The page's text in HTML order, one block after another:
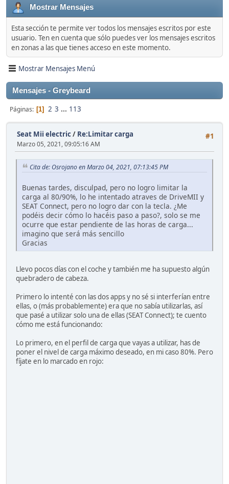
Mostrar Mensajes
Esta sección te permite ver todos los mensajes escritos por este
usuario. Ten en cuenta que sólo puedes ver los mensajes escritos
en zonas a las que tienes acceso en este momento.
Mostrar Mensajes Menú
Mensajes - Greybeard
Páginas 1 2 3 ... 113
#1
Seat Mii electric/ Re:Limitar carga
Marzo 05, 2021, 09:05:16 AM
Cita de: Osrojano en Marzo 04, 2021, 07:13:45 PM
Buenas tardes, disculpad, pero no logro limitar la
carga al 80/90%, lo he intentado atraves de DriveMII y
SEAT Connect, pero no logro dar con la tecla. ¿Me
podéis decir cómo lo hacéis paso a paso?, solo se me
ocurre que estar pendiente de las horas de carga...
imagino que será más sencillo
Gracias
Llevo pocos días con el coche y también me ha supuesto algún
quebradero de cabeza.
Primero lo intenté con las dos apps y no sé si interferían entre
ellas, o (más probablemente) era que no sabía utilizarlas, así
que pasé a utilizar solo una de ellas (SEAT Connect); te cuento
cómo me está funcionando:
Lo primero, en el perfil de carga que vayas a utilizar, has de
poner el nivel de carga máximo deseado, en mi caso 80%. Pero
fíjate en lo marcado en rojo: